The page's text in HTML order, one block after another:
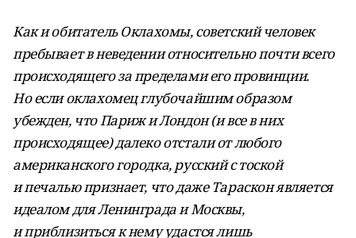
Как и обитатель Оклахомы, советский человек
пребывает в неведении относительно почти всего
происходящего за пределами его провинции.
Но если оклахомец глубочайшим образом
убежден, что Париж и Лондон (и все в них
происходящее) далеко отстали от любого
американского городка, русский с тоской
и печалью признает, что даже Тараскон является
идеалом для Ленинграда и Москвы,
и приблизиться к нему удастся лишь